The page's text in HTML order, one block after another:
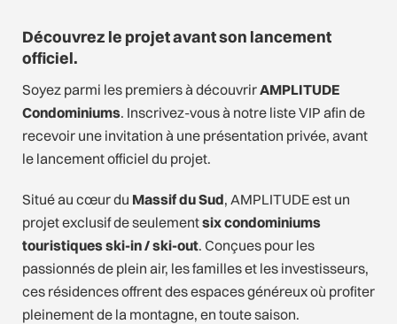
Découvrez le projet avant son lancement
officiel.
Soyez parmi les premiers à découvrirAMPLITUDE
Condominiums. Inscrivez-vous à notre liste VIP afin de
recevoir une invitation à une présentation privée, avant
le lancement officiel du projet.
Situé au cœur du Massif du Sud, AMPLITUDE est un
projet exclusif de seulementsix condominiums
touristiques ski-in / ski-out. Conçues pour les
passionnés de plein air, les familles et les investisseurs,
ces résidences offrent des espaces généreux où profiter
pleinement de la montagne, en toute saison.